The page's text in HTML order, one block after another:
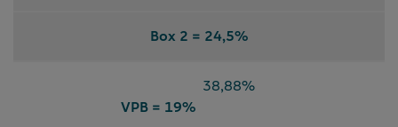
Box 2 = 24,5%
VPB = 19%
38,88%